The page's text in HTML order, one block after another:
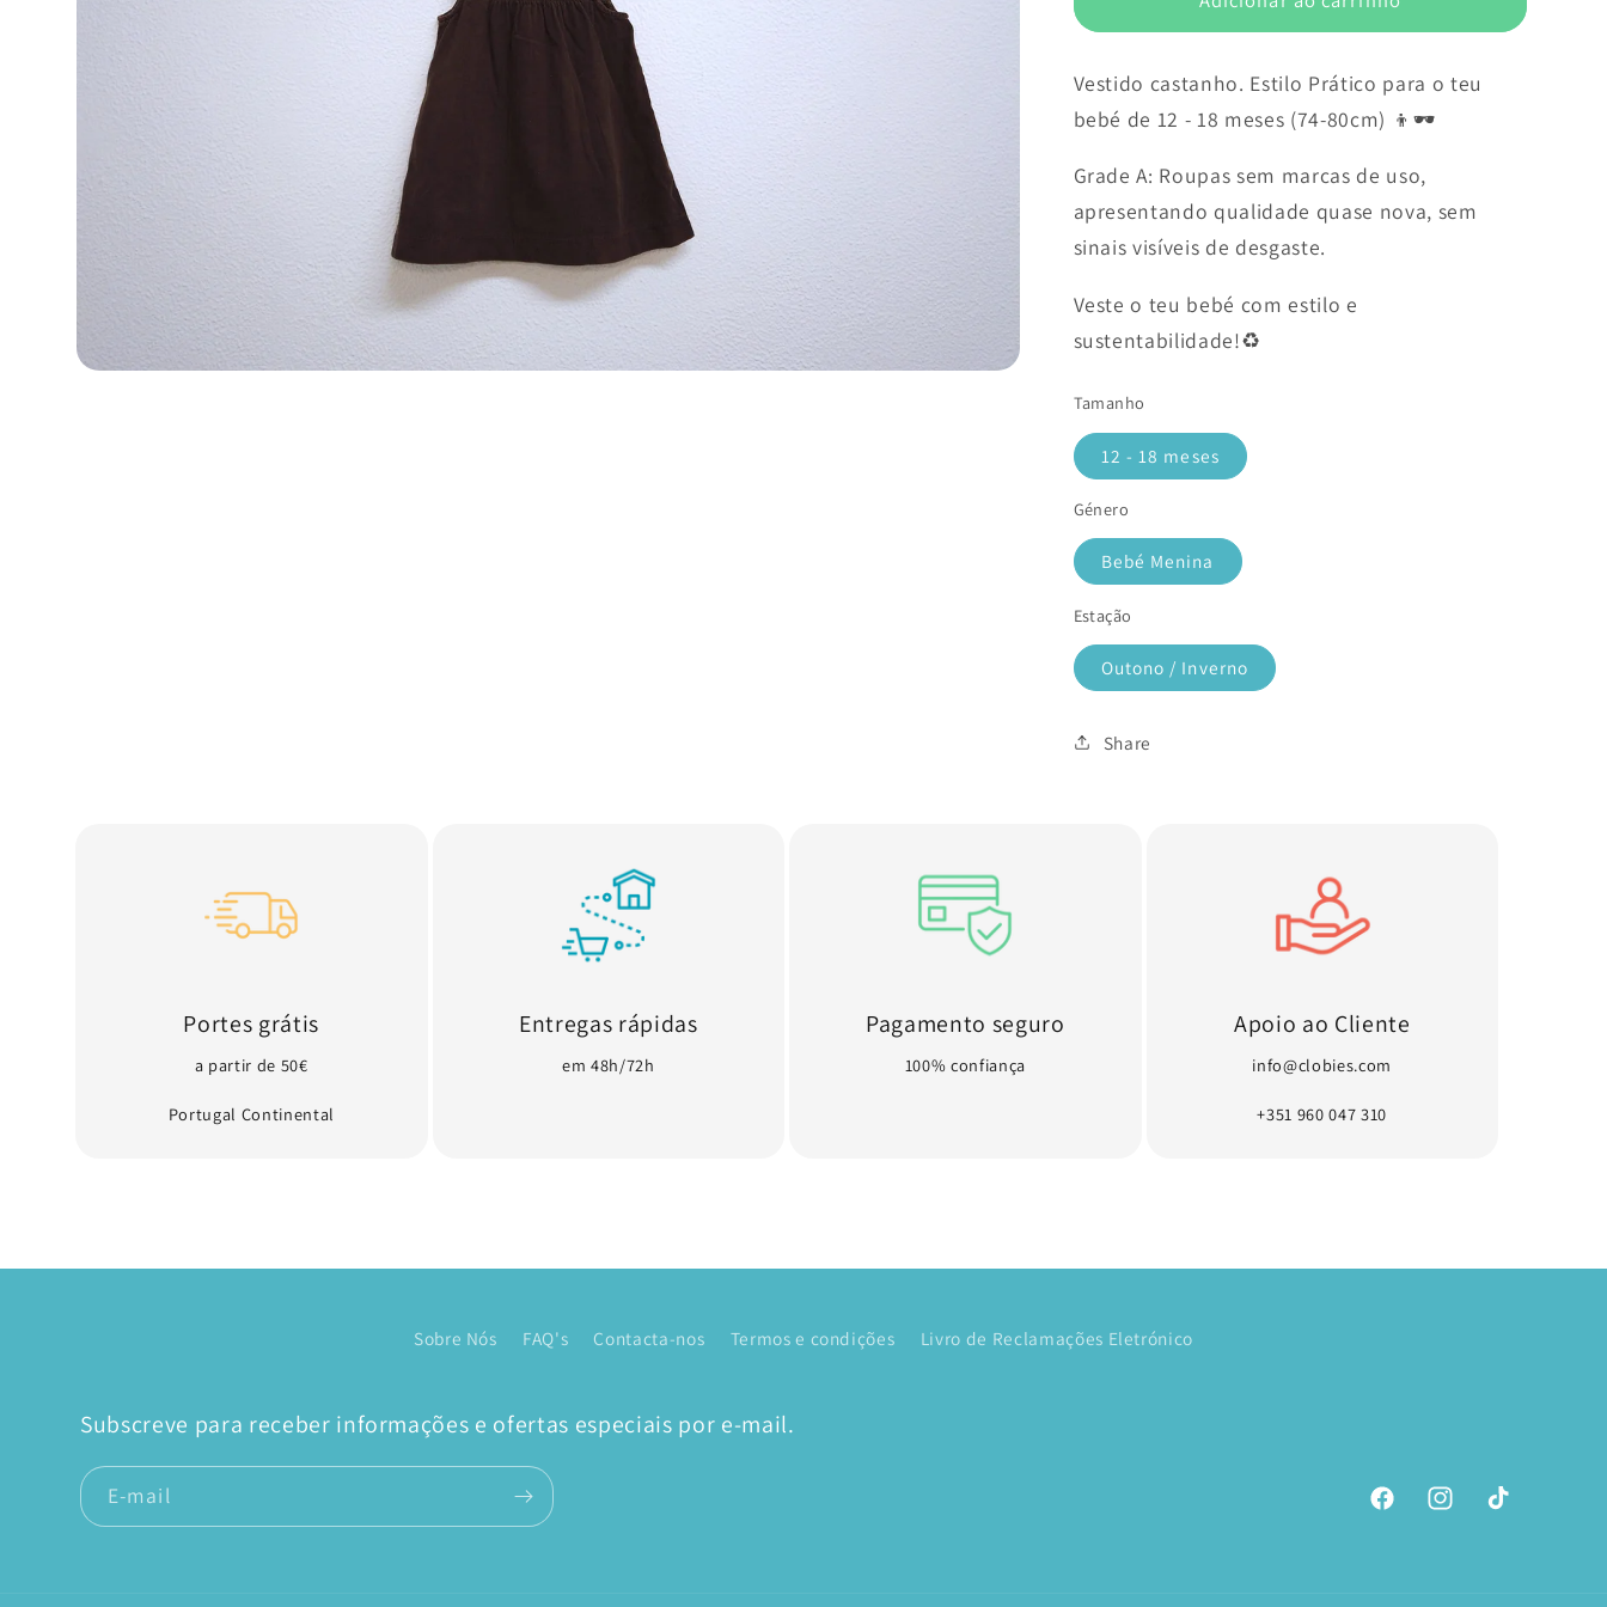
Vestido castanho. Estilo Prático para o teu
bebé de 12 - 18 meses (74-80cm) 👦🕶️
Grade A: Roupas sem marcas de uso,
apresentando qualidade quase nova, sem
sinais visíveis de desgaste.
Veste o teu bebé com estilo e
sustentabilidade!♻️
Tamanho
12 - 18 meses
Género
Bebé Menina
Estação
Outono / Inverno
Share
Portes grátis
a partir de 50€
Portugal Continental
Entregas rápidas
em 48h/72h
Pagamento seguro
100% confiança
Apoio ao Cliente
info@clobies.com
+351 960 047 310
Sobre Nós FAQ's Contacta-nos Termos e condições Livro de Reclamações Eletrónico
Subscreve para receber informações e ofertas especiais por e-mail.
E-mail
FacebookInstagramTikTok